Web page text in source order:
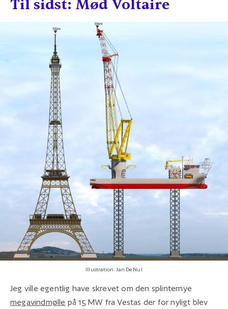
Til sidst: Mød Voltaire
Illustration: Jan De Nul
Jeg ville egentlig have skrevet om den splinternye
megavindmølle på 15 MW fra Vestas der for nyligt blev